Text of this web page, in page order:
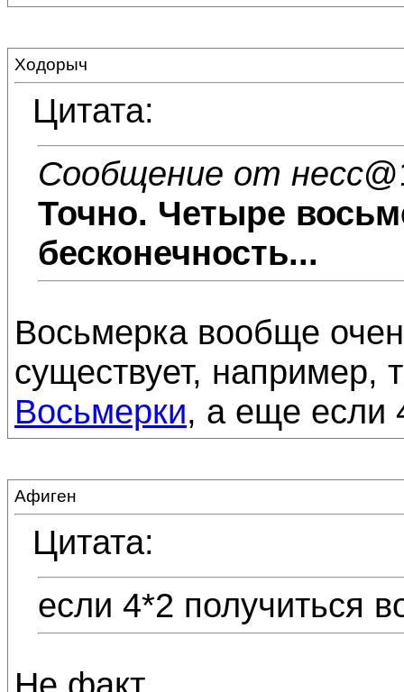
Ходорыч
Цитата:
Сообщение от несс
Точно. Четыре
бесконечность...
Восьмерка вообще
существует, например,
Восьмерки, а еще если
Афиген
Цитата:
если 4*2 получиться